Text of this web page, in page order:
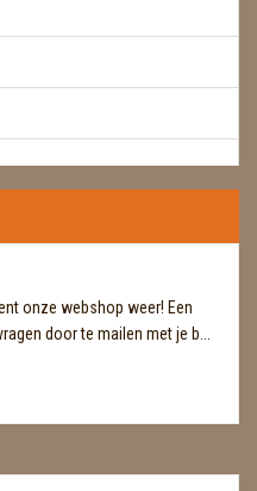
onze webshop weer! Een
door te mailen met je b...